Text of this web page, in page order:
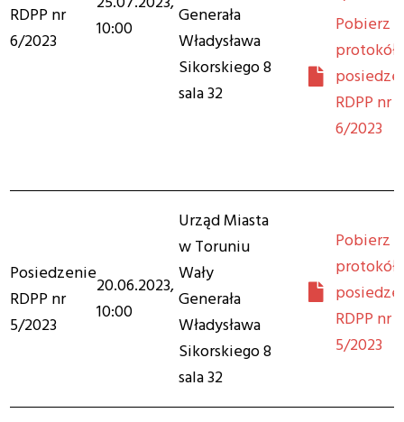
RDPP nr
6/2023
10:00
Generała
Władysława
Sikorskiego 8
sala 32
Pobierz
protokół
RDPP nr
6/2023
Posiedzenie
RDPP nr
5/2023
20.06.2023,
10:00
Urząd Miasta
w Toruniu
Wały
Generała
Władysława
Sikorskiego 8
sala 32
Pobierz
protokół
RDPP nr
5/2023